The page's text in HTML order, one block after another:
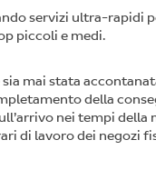
servizi ultra-rapidi
piccoli e medi.
mai stata
della
nei tempi
di lavoro dei negozi